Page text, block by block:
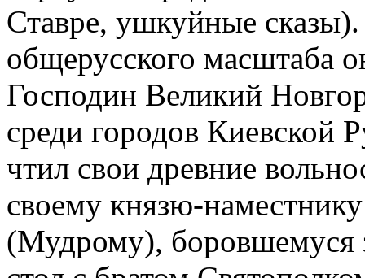
Ставре, ушкуйные
общерусского масштаба
Господин Великий
среди городов Киевской
чтил свои древние
своему князю-
(Мудрому), боровшемуся